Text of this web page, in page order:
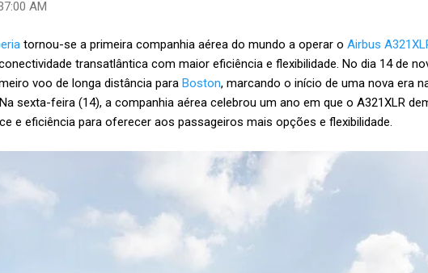
AM
tornou-se a primeira companhia aérea do mundo a operar o Airbus
transatlântica com maior eficiência e flexibilidade. No dia 14 de
voo de longa distância para Boston, marcando o início de uma nova era
sexta-feira (14), a companhia aérea celebrou um ano em que o A321XLR
e eficiência para oferecer aos passageiros mais opções e flexibilidade.